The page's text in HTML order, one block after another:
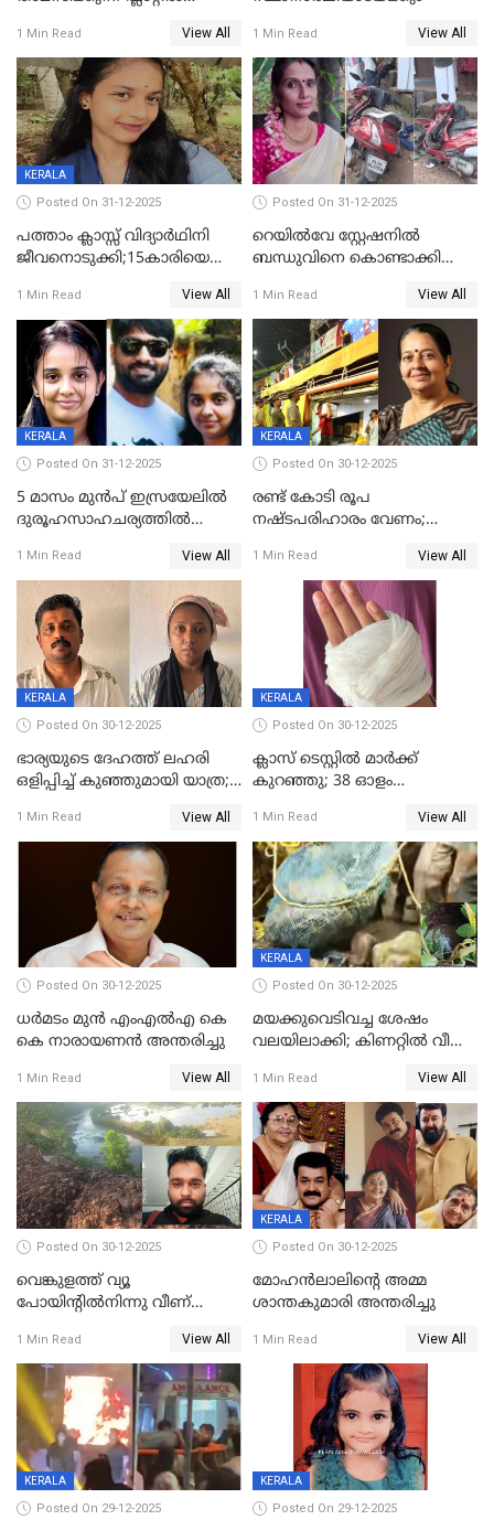
സംഭവം കൈതപ്പൊയിലില്‍
1 Min Read View All 1 Min Read View All
KERALA
Posted On 31-12-2025
പത്താം ക്ലാസ്സ് വിദ്യാര്‍ഥിനി
ജീവനൊടുക്കി;15കാരിയെ
കിടപ്പുമുറിയില്‍ തൂങ്ങി മരിച്ച
നിലയിൽ
1 Min Read View All
Posted On 31-12-2025
റെയിൽവേ സ്റ്റേഷനിൽ
ബന്ധുവിനെ കൊണ്ടാക്കി
ലോറി സ്കൂട്ടറിൽ ഇടിച്ചു :
യുവതിക്ക് ദാരുണാന്ത്യം
1 Min Read View All
KERALA
Posted On 31-12-2025
5 മാസം മുൻപ് ഇസ്രയേലിൽ
ദുരൂഹസാഹചര്യത്തിൽ
മലയാളി യുവാവിന്റെ ഭാര്യയും
മരിച്ചു
1 Min Read View All
KERALA
Posted On 30-12-2025
രണ്ട് കോടി രൂപ
നഷ്ടപരിഹാരം വേണം;
നോട്ടീസയച്ച് ഉമാ തോമസ്
1 Min Read View All
KERALA
Posted On 30-12-2025
ഭാര്യയുടെ ദേഹത്ത് ലഹരി
ഒളിപ്പിച്ച് കുഞ്ഞുമായി യാത്ര;
പിടികൂടി പൊലീസ്
1 Min Read View All
KERALA
Posted On 30-12-2025
ക്ലാസ് ടെസ്റ്റിൽ മാർക്ക്
കുറഞ്ഞു; 38 ഓളം
സെന്ററിലെ അധ്യാപകന്‍
മർദിച്ചതായി പരാതി
1 Min Read View All
Posted On 30-12-2025
ധർമടം മുൻ എംഎല്‍എ കെ
കെ നാരായണന്‍ അന്തരിച്ചു
1 Min Read View All
KERALA
Posted On 30-12-2025
മയക്കുവെടിവച്ച ശേഷം
വലയിലാക്കി; കിണറ്റിൽ വീണ
1 Min Read View All
Posted On 30-12-2025
വെങ്കുളത്ത് വ്യൂ
പോയിന്റിൽനിന്നു വീണ്
1 Min Read View All
KERALA
Posted On 30-12-2025
മോഹന്‍ലാലിന്‍റെ അമ്മ
ശാന്തകുമാരി അന്തരിച്ചു
1 Min Read View All
KERALA
Posted On 29-12-2025
KERALA
Posted On 29-12-2025